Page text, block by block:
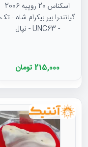
اسکناس 20 روپیه 2006
گیانندرا بیر بیکرام شاه - تک
- UNC63 - نپال
215,000 تومان